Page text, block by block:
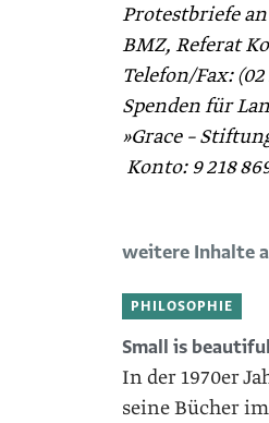
Protestbriefe
BMZ, Referat
Telefon/Fax:
Spenden für
»Grace –
Konto: 9 218
weitere Inhalte
PHILOSOPHIE
Small is beautiful
In der 1970er
seine Bücher